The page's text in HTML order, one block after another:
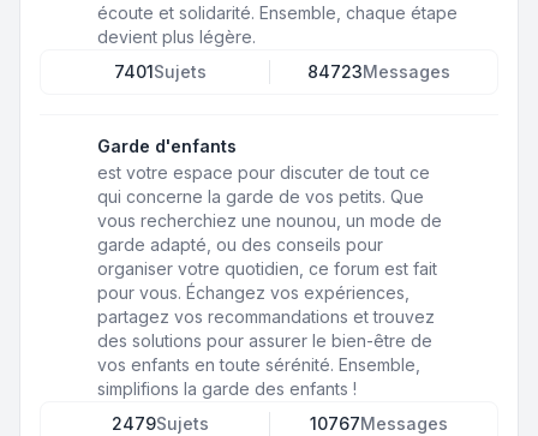
écoute et solidarité. Ensemble, chaque étape
devient plus légère.
7401Sujets 84723Messages
Garde d'enfants
est votre espace pour discuter de tout ce
qui concerne la garde de vos petits. Que
vous recherchiez une nounou, un mode de
garde adapté, ou des conseils pour
organiser votre quotidien, ce forum est fait
pour vous. Échangez vos expériences,
partagez vos recommandations et trouvez
des solutions pour assurer le bien-être de
vos enfants en toute sérénité. Ensemble,
simplifions la garde des enfants !
2479Sujets 10767Messages